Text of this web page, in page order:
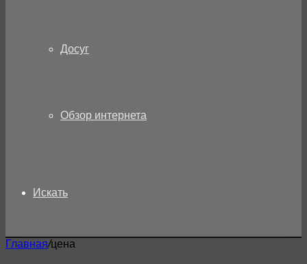
Досуг
Обзор интернета
Искать
Главная/цена